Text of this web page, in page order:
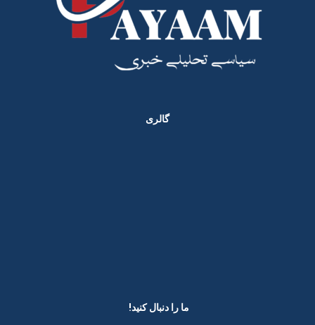
گالری
ما را دنبال کنید! ​